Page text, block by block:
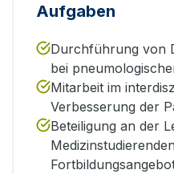
Aufgaben
Durchführung von
bei
Mitarbeit im
Verbesserung der
Beteiligung an der